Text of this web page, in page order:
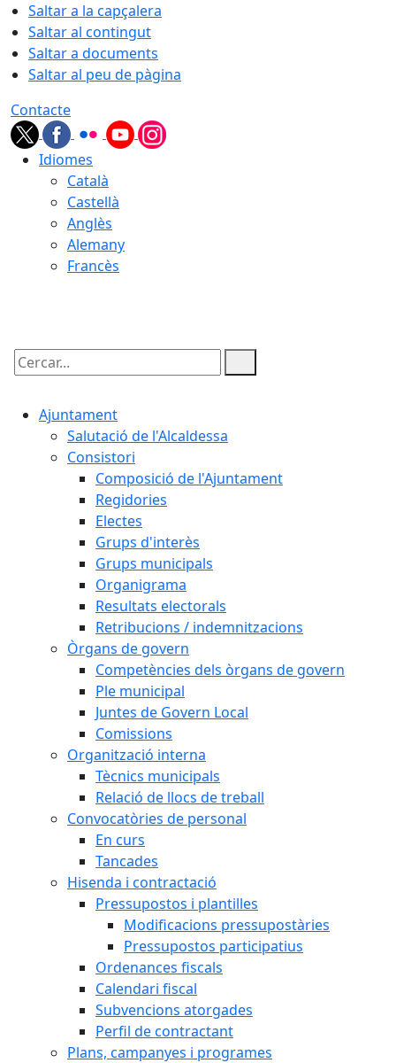
Saltar a la capçalera
Saltar al contingut
Saltar a documents
Saltar al peu de pàgina
Contacte
Idiomes
Català
Castellà
Anglès
Alemany
Francès
Cercar:
Ajuntament
Salutació de l'Alcaldessa
Consistori
Composició de l'Ajuntament
Regidories
Electes
Grups d'interès
Grups municipals
Organigrama
Resultats electorals
Retribucions / indemnitzacions
Òrgans de govern
Competències dels òrgans de govern
Ple municipal
Juntes de Govern Local
Comissions
Organització interna
Tècnics municipals
Relació de llocs de treball
Convocatòries de personal
En curs
Tancades
Hisenda i contractació
Pressupostos i plantilles
Modificacions pressupostàries
Pressupostos participatius
Ordenances fiscals
Calendari fiscal
Subvencions atorgades
Perfil de contractant
Plans, campanyes i programes